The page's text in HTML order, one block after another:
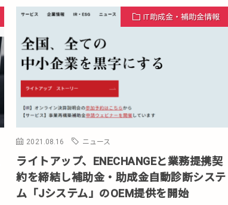
IT助成金・補助金情報
2021.08.16 ニュース
ライトアップ、ENECHANGEと業務提携契
約を締結し補助金・助成金自動診断システ
ム「Jシステム」のOEM提供を開始